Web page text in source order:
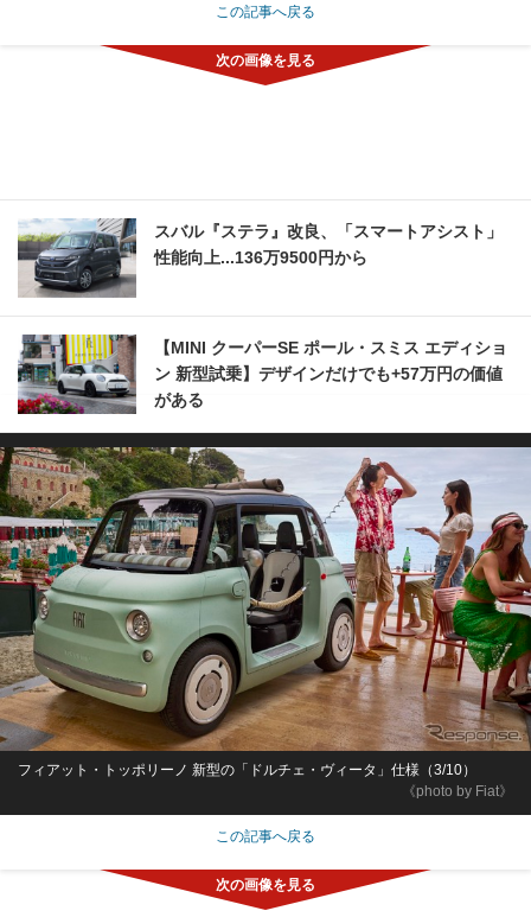
この記事へ戻る
スバル『ステラ』改良、「スマートアシスト」
性能向上...136万9500円から
【MINI クーパーSE ポール・スミス エディショ
ン 新型試乗】デザインだけでも+57万円の価値
がある
《photo by Fiat》
フィアット・トッポリーノ 新型の「ドルチェ・ヴィータ」仕様（3/10）
この記事へ戻る